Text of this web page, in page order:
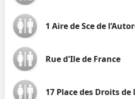
1 Aire de Sce de
Rue d'Ile de France
17 Place des Droits de